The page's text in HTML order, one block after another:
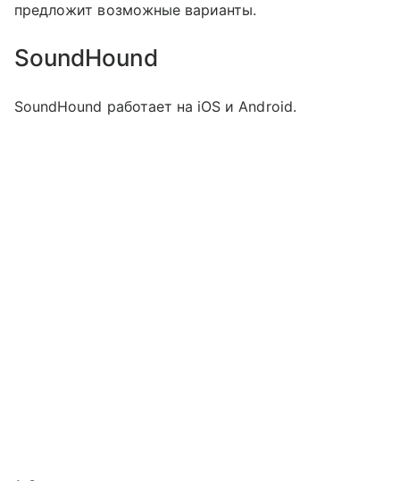
предложит возможные варианты.
SoundHound
SoundHound работает на iOS и Android.